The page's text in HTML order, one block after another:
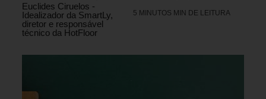
Euclides Ciruelos -
Idealizador da SmartLy,
diretor e responsável
técnico da HotFloor
5 MINUTOS MIN DE LEITURA